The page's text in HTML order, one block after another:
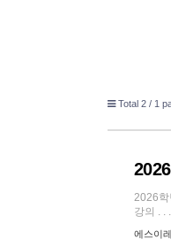
Total 2 / 1
2026학
강의 . . .
에스이